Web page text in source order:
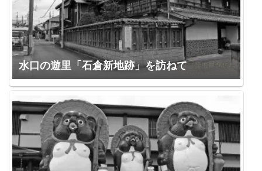
水口の遊里「石倉新地跡」を訪ねて